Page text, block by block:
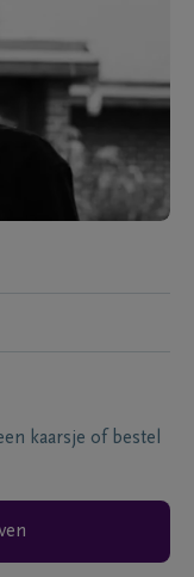
kaarsje of bestel